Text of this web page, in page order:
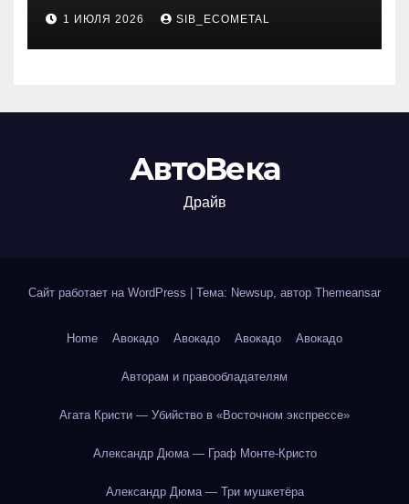
1 ИЮЛЯ 2026 SIB_ECOMETAL
АвтоВека
Драйв
Сайт работает на WordPress Тема: Newsup, автор Themeansar
Home Авокадо Авокадо Авокадо Авокадо
Авторам и правообладателям
Агата Кристи — Убийство в «Восточном экспрессе»
Александр Дюма — Граф Монте-Кристо
Александр Дюма — Три мушкетёра